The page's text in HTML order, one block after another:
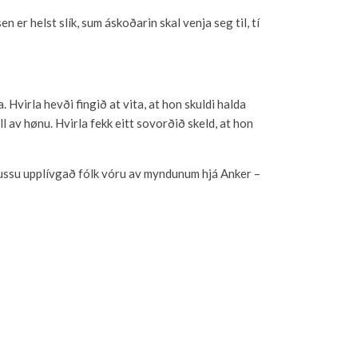
er helst slík, sum áskoðarin skal venja seg til, tí
Hvirla hevði fingið at vita, at hon skuldi halda
av hønu. Hvirla fekk eitt sovorðið skeld, at hon
upplívgað fólk vóru av myndunum hjá Anker –